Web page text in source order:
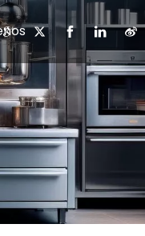
chino
Negocios e Industria
del desarrollo